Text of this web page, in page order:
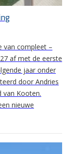
van compleet –
af met de eerste
jaar onder
door Andries
van Kooten.
nieuwe